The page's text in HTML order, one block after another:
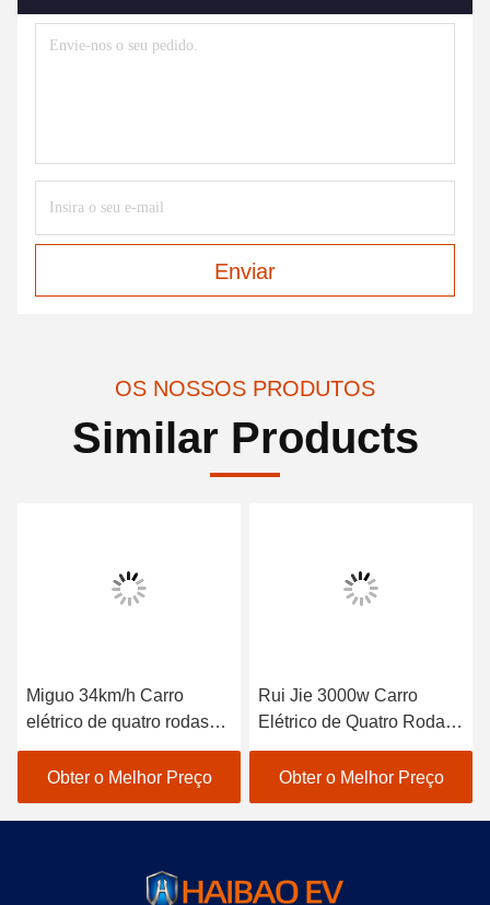
Enviar
OS NOSSOS PRODUTOS
Similar Products
Miguo 34km/h Carro
elétrico de quatro rodas
Mini Caravana
conveniente Veículo
elétrico de passageiros
Obter o Melhor Preço
Rui Jie 3000w Carro
Elétrico de Quatro Rodas
Passageiro Carro de
Bateria de Quatro Rodas
40km/h
Obter o Melhor Preço